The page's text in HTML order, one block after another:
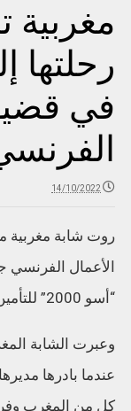
مغربية
رحلتها
في
14/10/2022
روت شابة
الأعمال
“أسو 2000” للتأمين.
وعبرت الشابة
عندما بادرها
كل من المغرب